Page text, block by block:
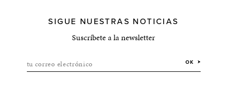
SIGUE NUESTRAS NOTICIAS
Suscríbete a la newsletter
tu correo electrónico OK